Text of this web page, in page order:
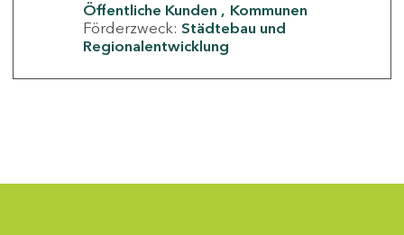
Öffentliche Kunden
Kommunen
Förderzweck: Städtebau und
Regionalentwicklung